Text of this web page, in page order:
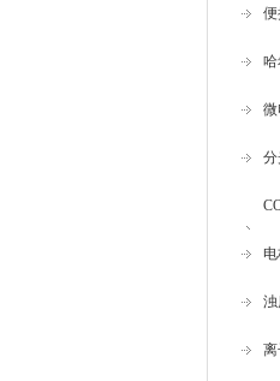
便
哈
微
分
仪
浊
离